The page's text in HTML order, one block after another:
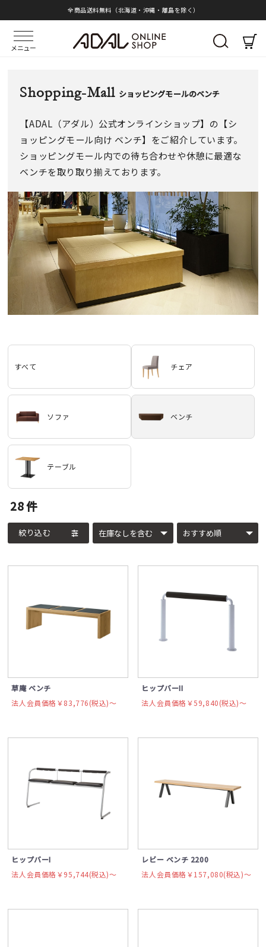
全商品送料無料（北海道・沖縄・離島を除く）
メニュー
Shopping-Mall ショッピングモールのベンチ
【ADAL（アダル）公式オンラインショップ】の【シ
ョッピングモール向け ベンチ】をご紹介しています。
ショッピングモール内での待ち合わせや休憩に最適な
ベンチを取り取り揃えております。
すべて チェア
ソファ ベンチ
テーブル
28件
絞り込む
草庵 ベンチ
法人会員価格￥83,776(税込)〜
ヒップバーII
法人会員価格￥59,840(税込)〜
ヒップバーI
法人会員価格￥95,744(税込)〜
レビー ベンチ 2200
法人会員価格￥157,080(税込)〜